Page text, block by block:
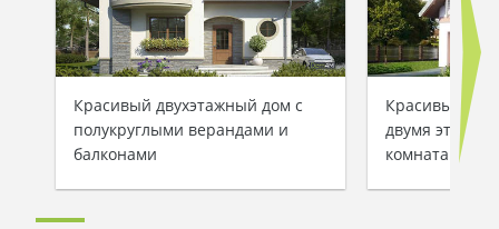
Красивый двухэтажный дом с
полукруглыми верандами и
балконами
Красивый
двумя
комнатами